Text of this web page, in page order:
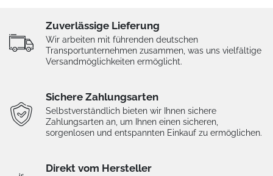
Zuverlässige Lieferung
Wir arbeiten mit führenden deutschen
Transportunternehmen zusammen, was uns vielfältige
Versandmöglichkeiten ermöglicht.
Sichere Zahlungsarten
Selbstverständlich bieten wir Ihnen sichere
Zahlungsarten an, um Ihnen einen sicheren,
sorgenlosen und entspannten Einkauf zu ermöglichen.
Direkt vom Hersteller